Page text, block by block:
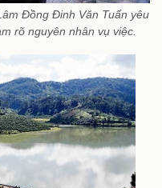
Đồng Đinh Văn Tuấn yêu
rõ nguyên nhân vụ việc.